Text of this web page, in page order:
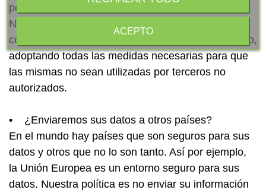
personales están seguros en todo momento.
No obstante lo anterior, debe guardar la máxima
confidencialidad en relación a sus claves de acceso,
adoptando todas las medidas necesarias para que
las mismas no sean utilizadas por terceros no
autorizados.
• ¿Enviaremos sus datos a otros países?
En el mundo hay países que son seguros para sus
datos y otros que no lo son tanto. Así por ejemplo,
la Unión Europea es un entorno seguro para sus
datos. Nuestra política es no enviar su información
ACEPTO